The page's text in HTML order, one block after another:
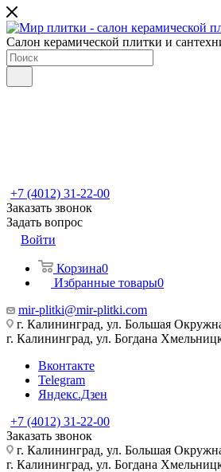
Салон керамической плитки и
+7 (4012) 31-22-00
Заказать звонок
Задать вопрос
Войти
Корзина0
Избранные товары0
mir-plitki@mir-plitki.com
г. Калининград, ул. Большая
г. Калининград, ул. Богдана
Вконтакте
Telegram
Яндекс.Дзен
+7 (4012) 31-22-00
Заказать звонок
г. Калининград, ул. Большая
г. Калининград, ул. Богдана